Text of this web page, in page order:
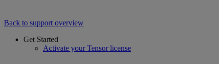
Back to support overview
Get Started
Activate your Tensor license